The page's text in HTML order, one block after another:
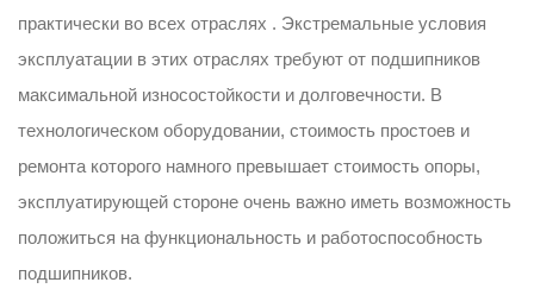
практически во всех отраслях . Экстремальные условия
эксплуатации в этих отраслях требуют от подшипников
максимальной износостойкости и долговечности. В
технологическом оборудовании, стоимость простоев и
ремонта которого намного превышает стоимость опоры,
эксплуатирующей стороне очень важно иметь возможность
положиться на функциональность и работоспособность
подшипников.